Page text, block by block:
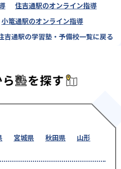
住吉通駅のオンライン指導
小篭通駅のオンライン指導
吉通駅の学習塾・予備校一覧に戻る
宮城県 秋田県
山形